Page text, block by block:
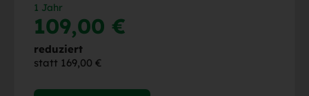
1 Jahr
109,00 €
reduziert
statt 169,00 €